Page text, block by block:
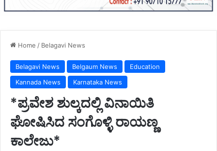
Home / Belagavi News
Belagavi News Belgaum News
Education
Kannada News
Karnataka News
*ಪ್ರವೇಶ ಶುಲ್ಕದಲ್ಲಿ ವಿನಾಯಿತಿ
ಘೋಷಿಸಿದ ಸಂಗೊಳ್ಳಿ ರಾಯಣ್ಣ
ಕಾಲೇಜು*